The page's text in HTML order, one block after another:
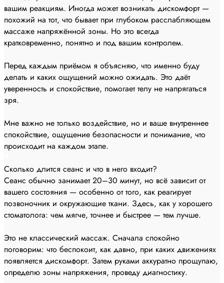
вашим реакциям. Иногда может возникать дискомфорт —
похожий на тот, что бывает при глубоком расслабляющем
массаже напряжённой зоны. Но это всегда
кратковременно, понятно и под вашим контролем.
Перед каждым приёмом я объясняю, что именно буду
делать и каких ощущений можно ожидать. Это даёт
уверенность и спокойствие, помогает телу не напрягаться
зря.
Мне важно не только воздействие, но и ваше внутреннее
спокойствие, ощущение безопасности и понимание, что
происходит на каждом этапе.
Сколько длится сеанс и что в него входит?
Сеанс обычно занимает 20–30 минут, но всё зависит от
вашего состояния — особенно от того, как реагирует
позвоночник и окружающие ткани. Здесь, как у хорошего
стоматолога: чем мягче, точнее и быстрее — тем лучше.
Это не классический массаж. Сначала спокойно
поговорим: что беспокоит, как давно, при каких движениях
появляется дискомфорт. Затем руками аккуратно прощупаю,
определю зоны напряжения, проведу диагностику.